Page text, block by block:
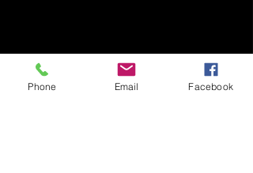
Phone Email Facebook